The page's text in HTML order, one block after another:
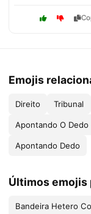
Emojis
Direito Tribunal
Apontando O Dedo
Apontando Dedo
Últimos emojis
Bandeira Hetero